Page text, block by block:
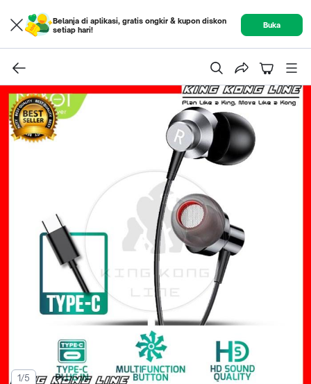
Belanja di aplikasi, gratis ongkir & kupon diskon
setiap hari!
Buka
1/5